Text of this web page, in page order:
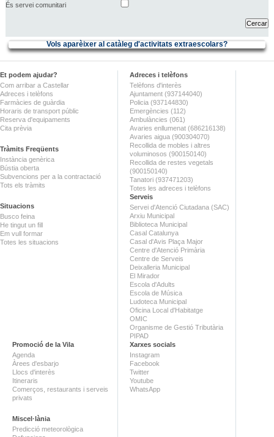
És servei comunitari
Vols aparèixer al catàleg d'activitats extraescolars?
Et podem ajudar?
Com arribar a Castellar
Adreces i telèfons
Farmàcies de guàrdia
Horaris de transport públic
Reserva d'equipaments
Cita prèvia
Tràmits Freqüents
Instància genèrica
Bústia oberta
Subvencions per a la contractació
Tots els tràmits
Situacions
Busco feina
He tingut un fill
Em vull formar
Totes les situacions
Adreces i telèfons
Telèfons d'interès
Ajuntament (937144040)
Policia (937144830)
Emergències (112)
Ambulàncies (061)
Avaries enllumenat (686216138)
Avaries aigua (900304070)
Recollida de mobles i altres
voluminosos (900150140)
Recollida de restes vegetals
(900150140)
Tanatori (937471203)
Totes les adreces i telèfons
Serveis
Servei d'Atenció Ciutadana (SAC)
Arxiu Municipal
Biblioteca Municipal
Casal Catalunya
Casal d'Avis Plaça Major
Centre d'Atenció Primària
Centre de Serveis
Deixalleria Municipal
El Mirador
Escola d'Adults
Escola de Música
Ludoteca Municipal
Oficina Local d'Habitatge
OMIC
Organisme de Gestió Tributària
PIPAD
Promoció de la Vila
Agenda
Àrees d'esbarjo
Llocs d'interès
Itineraris
Comerços, restaurants i serveis
privats
Miscel·lània
Predicció meteorològica
Xarxes socials
Instagram
Facebook
Twitter
Youtube
WhatsApp